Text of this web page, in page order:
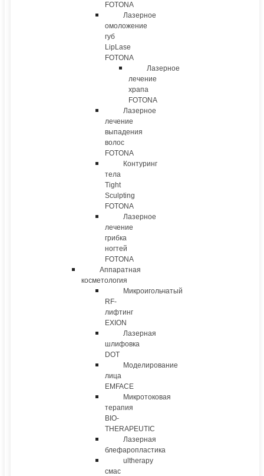
FOTONA
Лазерное
омоложение
губ
LipLase
FOTONA
Лазерное
лечение
храпа
FOTONA
Лазерное
лечение
выпадения
волос
FOTONA
Контуринг
тела
Tight
Sculpting
FOTONA
Лазерное
лечение
грибка
ногтей
FOTONA
Аппаратная
косметология
Микроигольчатый
RF-
лифтинг
EXION
Лазерная
шлифовка
DOT
Моделирование
лица
EMFACE
Микротоковая
терапия
BIO-
THERAPEUTIC
Лазерная
блефаропластика
ultherapy
смас